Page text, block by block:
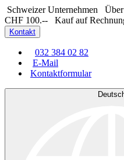
Schweizer Unternehmen
CHF 100.--
Kauf auf
Kontakt
032 384 02 82
E-Mail
Kontaktformular